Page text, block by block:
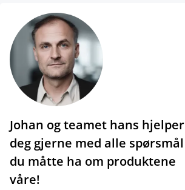
Johan og teamet hans hjelper
deg gjerne med alle spørsmål
du måtte ha om produktene
våre!